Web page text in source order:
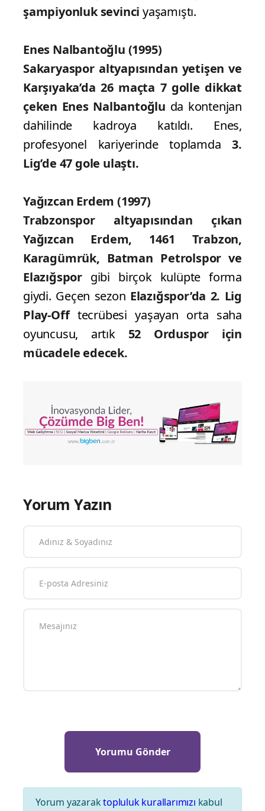
şampiyonluk sevinciyaşamıştı.
Enes Nalbantoğlu (1995)
Sakaryaspor altyapısından yetişen ve
Karşıyaka’da 26 maçta 7 golle dikkat
çeken Enes Nalbantoğlu da kontenjan
dahilinde kadroya katıldı. Enes,
profesyonel kariyerinde toplamda 3.
Lig’de 47 gole ulaştı.
Yağızcan Erdem (1997)
Trabzonspor altyapısından çıkan
Yağızcan Erdem, 1461 Trabzon,
Karagümrük, Batman Petrolspor ve
Elazığspor gibi birçok kulüpte forma
giydi. Geçen sezon Elazığspor’da 2. Lig
Play-Off tecrübesi yaşayan orta saha
oyuncusu, artık 52 Orduspor için
mücadele edecek.
Yorum Yazın
Yorum yazaraktopluluk kurallarımızı kabul